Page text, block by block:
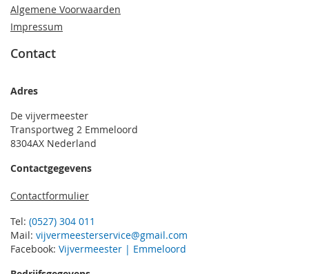
Algemene Voorwaarden
Impressum
Contact
Adres
De vijvermeester
Transportweg 2 Emmeloord
8304AX Nederland
Contactgegevens
Contactformulier
Tel: (0527) 304 011
Mail: vijvermeesterservice@gmail.com
Facebook: Vijvermeester | Emmeloord